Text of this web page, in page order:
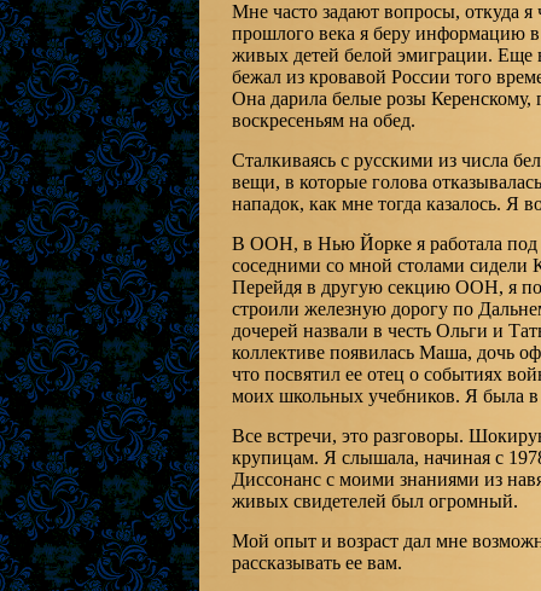
Мне часто задают вопросы, откуда
прошлого века я беру информацию в
живых детей белой эмиграции. Еще
бежал из кровавой России того
Она дарила белые розы
воскресеньям на обед.
Сталкиваясь с русскими из числа
вещи, в которые голова
нападок, как мне тогда казалось. Я
В ООН, в Нью Йорке я работала под
соседними со мной столами сидели
Перейдя в другую секцию ООН, я
строили железную дорогу по
дочерей назвали в честь Ольги и
коллективе появилась Маша, дочь
что посвятил ее отец о событиях
моих школьных учебников. Я была
Все встречи, это разговоры.
крупицам. Я слышала, начиная с
Диссонанс с моими знаниями из
живых свидетелей был огромный.
Мой опыт и возраст дал мне
рассказывать ее вам.